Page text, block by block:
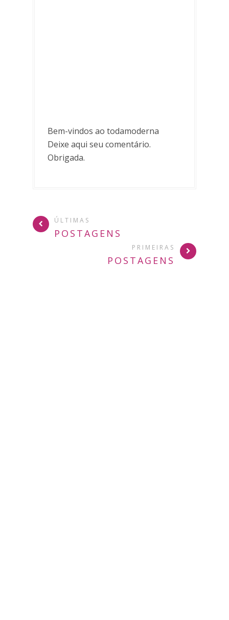
Bem-vindos ao todamoderna
Deixe aqui seu comentário.
Obrigada.
ÚLTIMAS
POSTAGENS
PRIMEIRAS
POSTAGENS